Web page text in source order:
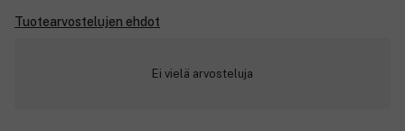
Tuotearvostelujen ehdot
Ei vielä arvosteluja